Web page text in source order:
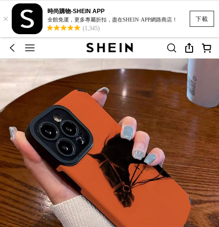
下載
×
時尚購物-SHEIN APP
全館免運，更多專屬折扣，盡在SHEIN·APP網路商店！
(1,345)